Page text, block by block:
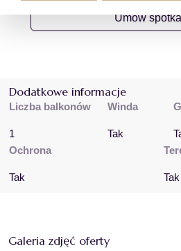
Umów
Dodatkowe informacje
Liczba balkonów
1
Winda
Tak
Ochrona
Tak Tak
Galeria zdjęć oferty